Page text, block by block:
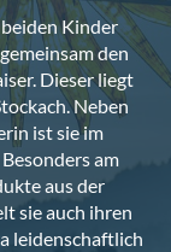
Kinder
den
Dieser liegt
Neben
ist sie im
am
aus der
sie auch ihren
leidenschaftlich